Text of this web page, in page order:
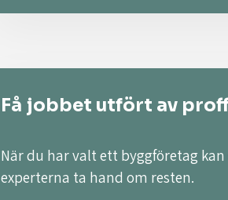
Få jobbet utfört av
När du har valt ett byggföretag
experterna ta hand om resten.